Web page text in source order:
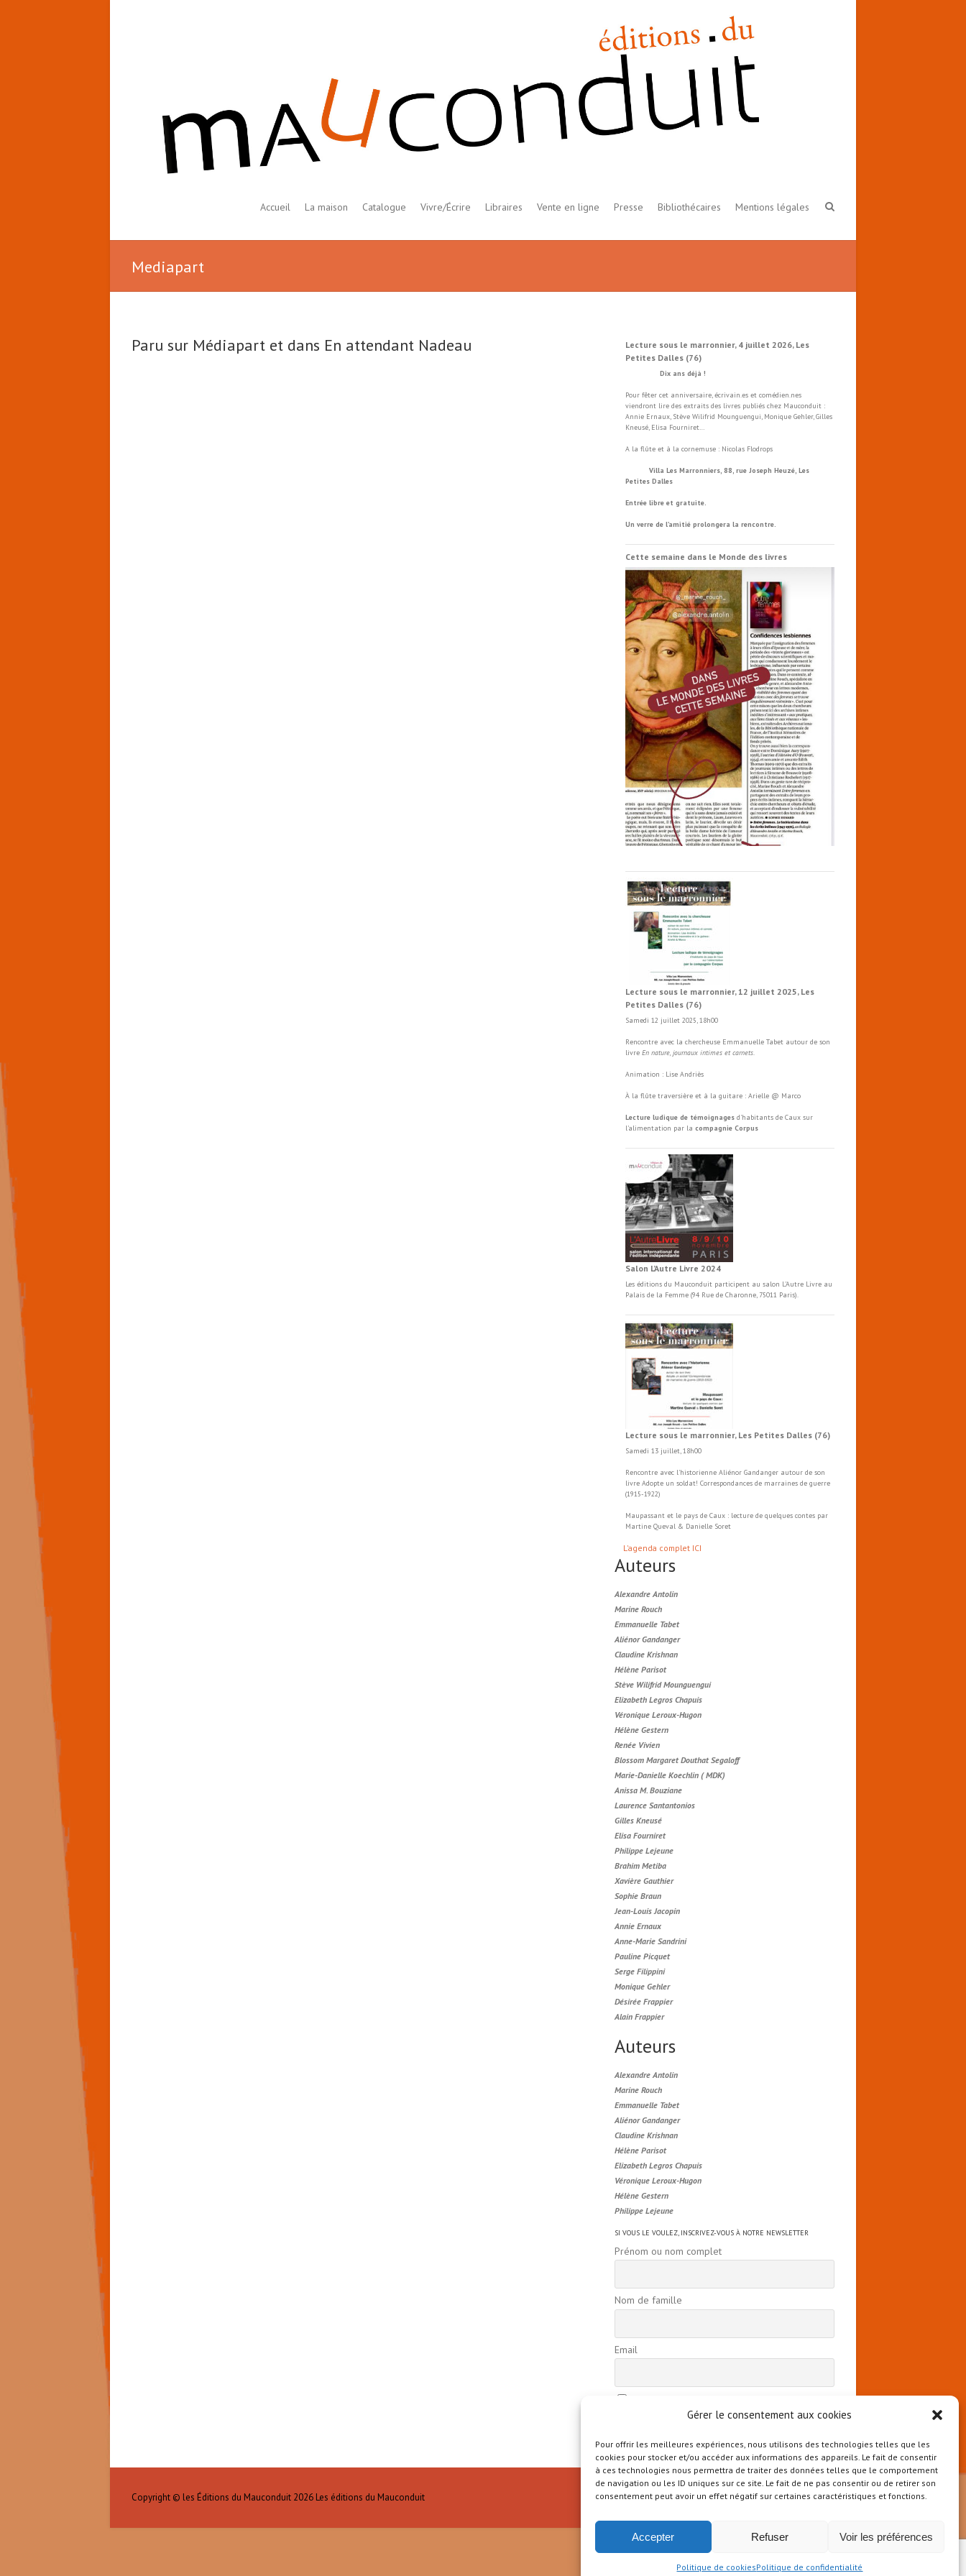
Gérer le consentement aux cookies
Pour offrir les meilleures expériences, nous utilisons des technologies telles que les
cookies pour stocker et/ou accéder aux informations des appareils. Le fait de consentir
à ces technologies nous permettra de traiter des données telles que le comportement
de navigation ou les ID uniques sur ce site. Le fait de ne pas consentir ou de retirer son
consentement peut avoir un effet négatif sur certaines caractéristiques et fonctions.
Accepter Refuser Voir les préférences
Politique de cookiesPolitique de confidentialité
Accueil La maison Catalogue Vivre/Écrire Libraires Vente en ligne Presse Bibliothécaires Mentions légales
Mediapart
Paru sur Médiapart et dans En attendant Nadeau
Lecture sous le marronnier, 4 juillet 2026, Les
Petites Dalles (76)
Dix ans déjà !
Pour fêter cet anniversaire, écrivain.es et comédien.nes
viendront lire des extraits des livres publiés chez Mauconduit :
Annie Ernaux, Stève Wilifrid Mounguengui, Monique Gehler, Gilles
Kneusé, Elisa Fourniret…
A la flûte et à la cornemuse : Nicolas Flodrops
Villa Les Marronniers, 88, rue Joseph Heuzé, Les
Petites Dalles
Entrée libre et gratuite.
Un verre de l’amitié prolongera la rencontre.
Cette semaine dans le Monde des livres
Lecture sous le marronnier, 12 juillet 2025, Les
Petites Dalles (76)
Samedi 12 juillet 2025, 18h00
Rencontre avec la chercheuse Emmanuelle Tabet autour de son
livreEn nature, journaux intimes et carnets.
Animation : Lise Andriès
À la flûte traversière et à la guitare : Arielle @ Marco
Lecture ludique de témoignages d'habitants de Caux sur
l'alimentation par lacompagnie Corpus
Salon L’Autre Livre 2024
Les éditions du Mauconduit participent au salon L'Autre Livre au
Palais de la Femme (94 Rue de Charonne, 75011 Paris).
Lecture sous le marronnier, Les Petites Dalles (76)
Samedi 13 juillet, 18h00
Rencontre avec l'historienne Aliénor Gandanger autour de son
livre Adopte un soldat! Correspondances de marraines de guerre
(1915-1922)
Maupassant et le pays de Caux : lecture de quelques contes par
Martine Queval & Danielle Soret
L'agenda complet ICI
Auteurs
Alexandre Antolin
Marine Rouch
Emmanuelle Tabet
Aliénor Gandanger
Claudine Krishnan
Hélène Parisot
Stève Wilifrid Mounguengui
Elizabeth Legros Chapuis
Véronique Leroux-Hugon
Hélène Gestern
Renée Vivien
Blossom Margaret Douthat Segaloff
Marie-Danielle Koechlin ( MDK)
Anissa M. Bouziane
Laurence Santantonios
Gilles Kneusé
Elisa Fourniret
Philippe Lejeune
Brahim Metiba
Xavière Gauthier
Sophie Braun
Jean-Louis Jacopin
Annie Ernaux
Anne-Marie Sandrini
Pauline Picquet
Serge Filippini
Monique Gehler
Désirée Frappier
Alain Frappier
Auteurs
Alexandre Antolin
Marine Rouch
Emmanuelle Tabet
Aliénor Gandanger
Claudine Krishnan
Hélène Parisot
Elizabeth Legros Chapuis
Véronique Leroux-Hugon
Hélène Gestern
Philippe Lejeune
SI VOUS LE VOULEZ, INSCRIVEZ-VOUS À NOTRE NEWSLETTER
Prénom ou nom complet
Nom de famille
Email
Copyright © les Éditions du Mauconduit 2026Les éditions du Mauconduit